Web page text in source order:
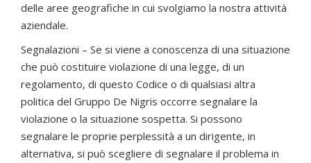
delle aree geografiche in cui svolgiamo la nostra attività
aziendale.
Segnalazioni – Se si viene a conoscenza di una situazione
che può costituire violazione di una legge, di un
regolamento, di questo Codice o di qualsiasi altra
politica del Gruppo De Nigris occorre segnalare la
violazione o la situazione sospetta. Si possono
segnalare le proprie perplessità a un dirigente, in
alternativa, si può scegliere di segnalare il problema in